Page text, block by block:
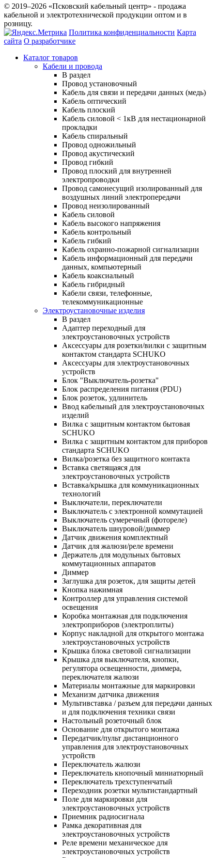
© 2019–2026 «Псковский кабельный центр» - продажа
кабельной и электротехнической продукции оптом и в
розницу.
Политика конфиденциальности Карта
сайта О разработчике
Каталог товаров
Кабели и провода
В раздел
Провод установочный
Кабель для связи и передачи данных (медь)
Кабель оптический
Кабель плоский
Кабель силовой < 1кВ для нестационарной
прокладки
Кабель спиральный
Провод одножильный
Провод акустический
Провод гибкий
Провод плоский для внутренней
электропроводки
Провод самонесущий изолированный для
воздушных линий электропередачи
Провод неизолированный
Кабель силовой
Кабель высокого напряжения
Кабель контрольный
Кабель гибкий
Кабель охранно-пожарной сигнализации
Кабель информационный для передачи
данных, компьютерный
Кабель коаксиальный
Кабель гибридный
Кабели связи, телефонные,
телекоммуникационные
Электроустановочные изделия
В раздел
Адаптер переходный для
электроустановочных устройств
Аксессуары для розетки/вилки с защитным
контактом стандарта SCHUKO
Аксессуары для электроустановочных
устройств
Блок "Выключатель-розетка"
Блок распределения питания (PDU)
Блок розеток, удлинитель
Ввод кабельный для электроустановочных
изделий
Вилка с защитным контактом бытовая
SCHUKO
Вилка с защитным контактом для приборов
стандарта SCHUKO
Вилка/розетка без защитного контакта
Вставка светящаяся для
электроустановочных устройств
Вставка/крышка для коммуникационных
технологий
Выключатели, переключатели
Выключатель с электронной коммутацией
Выключатель сумеречный (фотореле)
Выключатель шнуровой/диммер
Датчик движения комплектный
Датчик для жалюзи/реле времени
Держатель для модульных бытовых
коммутационных аппаратов
Диммер
Заглушка для розеток, для защиты детей
Кнопка нажимная
Контроллер для управления системой
освещения
Коробка монтажная для подключения
электроприборов (электроплиты)
Корпус накладной для открытого монтажа
электроустановочных устройств
Крышка блока световой сигнализации
Крышка для выключателя, кнопки,
регулятора освещенности, диммера,
переключателя жалюзи
Материалы монтажные для маркировки
Механизм датчика движения
Мультивставка / разъем для передачи данных
и для подключения техники связи
Настольный розеточный блок
Основание для открытого монтажа
Передатчик/пульт дистанционного
управления для электроустановочных
устройств
Переключатель жалюзи
Переключатель кнопочный миниатюрный
Переключатель трехступенчатый
Переходник розетки мультистандартный
Поле для маркировки для
электроустановочных устройств
Приемник радиосигнала
Рамка декоративная для
электроустановочных устройств
Реле времени механическое для
электроустановочных устройств